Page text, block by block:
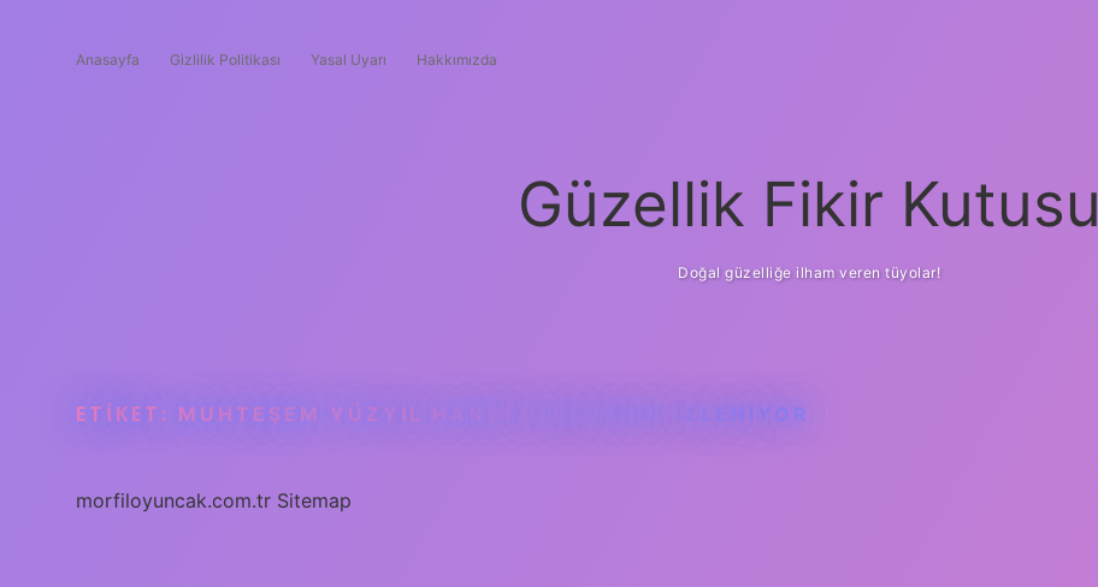
Anasayfa Gizlilik Politikası Yasal Uyarı Hakkımızda
Güzellik Fikir Kutusu
Doğal güzelliğe ilham veren tüyolar!
ETIKET: MUHTEŞEM YÜZYIL HANGI ÜLKELERDE IZLENIYOR
morfiloyuncak.com.tr Sitemap